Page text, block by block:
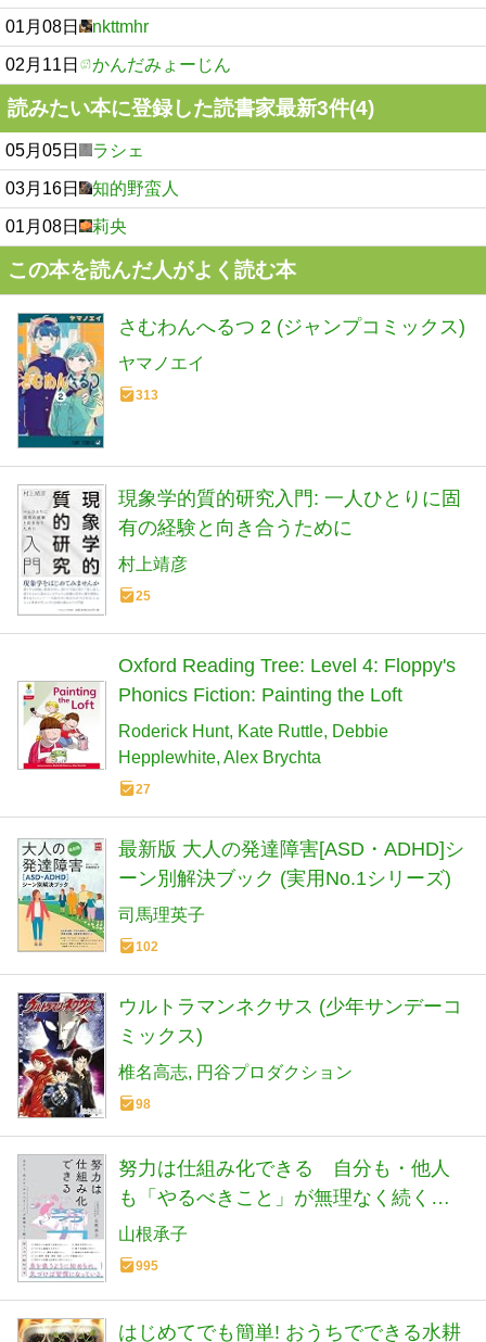
01月08日 nkttmhr
02月11日 かんだみょーじん
読みたい本に登録した読書家最新3件(4)
05月05日 ラシェ
03月16日 知的野蛮人
01月08日 莉央
この本を読んだ人がよく読む本
さむわんへるつ 2 (ジャンプコミックス)
ヤマノエイ
313
現象学的質的研究入門: 一人ひとりに固
有の経験と向き合うために
村上靖彦
25
Oxford Reading Tree: Level 4: Floppy's
Phonics Fiction: Painting the Loft
Roderick Hunt Kate Ruttle Debbie
Hepplewhite Alex Brychta
27
最新版 大人の発達障害[ASD・ADHD]シ
ーン別解決ブック (実用No.1シリーズ)
司馬理英子
102
ウルトラマンネクサス (少年サンデーコ
ミックス)
椎名高志 円谷プロダクション
98
努力は仕組み化できる 自分も・他人
も「やるべきこと」が無理なく続く努
力の行動経済学
山根承子
995
はじめてでも簡単! おうちでできる水耕